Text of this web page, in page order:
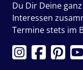
Du Dir Deine
Interessen
Termine stets im